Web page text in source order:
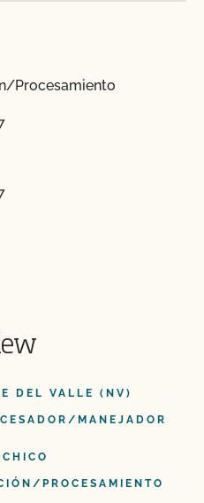
Procesamiento
DEL VALLE (NV)
MANEJADOR
CHICO
PROCESAMIENTO